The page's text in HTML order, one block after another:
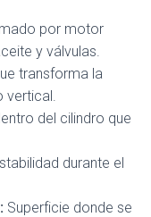
por motor
y válvulas.
transforma la
vertical.
del cilindro que
durante el
Superficie donde se